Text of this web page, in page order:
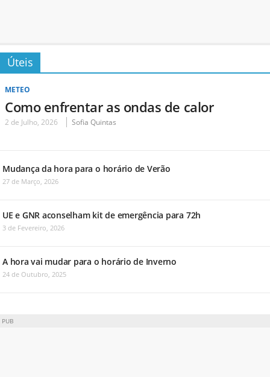
Úteis
METEO
Como enfrentar as ondas de calor
2 de Julho, 2026 Sofia Quintas
Mudança da hora para o horário de Verão
27 de Março, 2026
UE e GNR aconselham kit de emergência para 72h
3 de Fevereiro, 2026
A hora vai mudar para o horário de Inverno
24 de Outubro, 2025
PUB